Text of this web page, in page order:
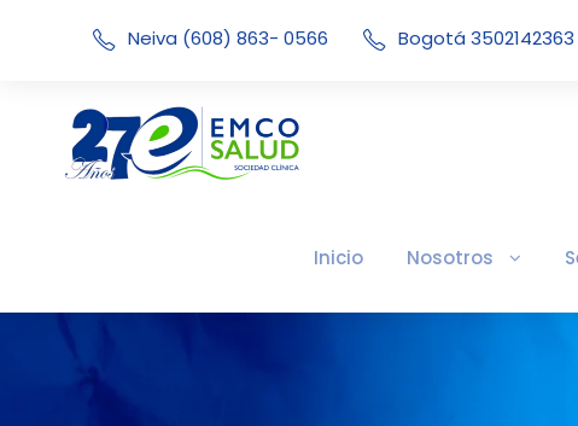
Neiva (608) 863- 0566 Bogotá 3502142363
Inicio Nosotros